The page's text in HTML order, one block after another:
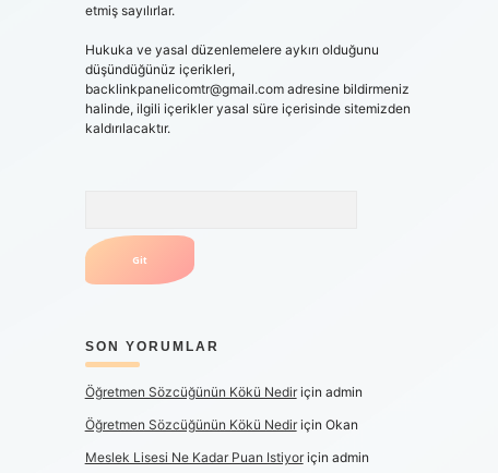
etmiş sayılırlar.
Hukuka ve yasal düzenlemelere aykırı olduğunu
düşündüğünüz içerikleri,
backlinkpanelicomtr@gmail.comadresine bildirmeniz
halinde, ilgili içerikler yasal süre içerisinde sitemizden
kaldırılacaktır.
SON YORUMLAR
Öğretmen Sözcüğünün Kökü Nediriçin admin
Öğretmen Sözcüğünün Kökü Nediriçin Okan
Meslek Lisesi Ne Kadar Puan Istiyoriçin admin